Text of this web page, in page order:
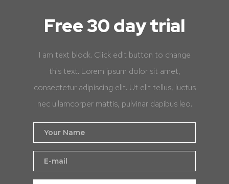
Free 30 day trial
I am text block. Click edit button to change
this text. Lorem ipsum dolor sit amet,
consectetur adipiscing elit. Ut elit tellus, luctus
nec ullamcorper mattis, pulvinar dapibus leo.